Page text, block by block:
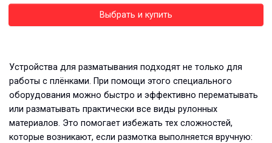
Выбрать и купить
Устройства для разматывания подходят не только для
работы с плёнками. При помощи этого специального
оборудования можно быстро и эффективно перематывать
или разматывать практически все виды рулонных
материалов. Это помогает избежать тех сложностей,
которые возникают, если размотка выполняется вручную: